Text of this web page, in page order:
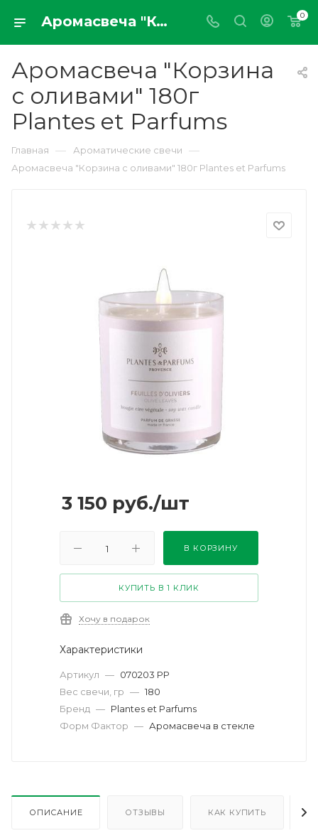
Аромасвеча "Корзина с оливами" 180г Plantes et Parfums 0
Аромасвеча "Корзина
с оливами" 180г
Plantes et Parfums
Главная — Ароматические свечи —
Аромасвеча "Корзина с оливами" 180г Plantes et Parfums
3 150 руб./шт
В КОРЗИНУ
КУПИТЬ В 1 КЛИК
Хочу в подарок
Характеристики
Артикул — 070203 PP
Вес свечи, гр — 180
Бренд — Plantes et Parfums
Форм Фактор — Аромасвеча в стекле
ОПИСАНИЕ ОТЗЫВЫ КАК КУПИТЬ